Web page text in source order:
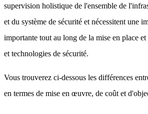
supervision holistique de l'ensemble de
et du système de sécurité et nécessitent une
importante tout au long de la mise en place
et technologies de sécurité.
Vous trouverez ci-dessous les différences
en termes de mise en œuvre, de coût et